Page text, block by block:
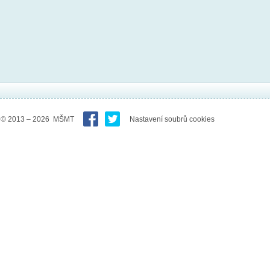
© 2013 – 2026 MŠMT Nastavení soubrů cookies